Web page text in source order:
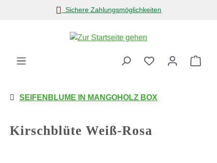
Zum Hauptinhalt springenSichere Zahlungsmöglichkeiten
SEIFENBLUME IN MANGOHOLZ BOX
Kirschblüte Weiß-Rosa